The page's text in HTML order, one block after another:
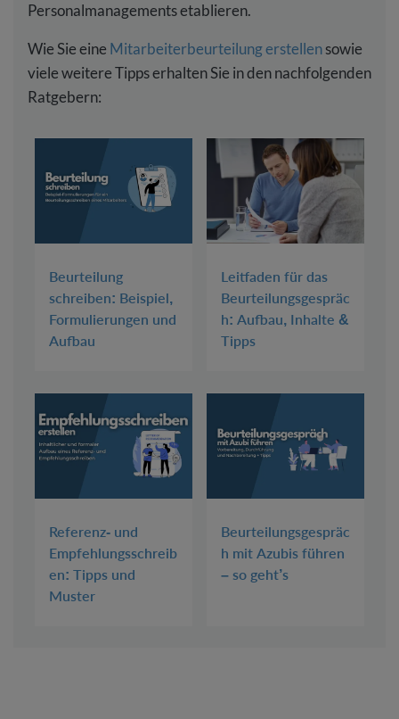
Personalmanagements etablieren.
Wie Sie eine Mitarbeiterbeurteilung erstellensowie
viele weitere Tipps erhalten Sie in den nachfolgenden
Ratgebern:
Beurteilung
schreiben: Beispiel,
Formulierungen und
Aufbau
Leitfaden für das
Beurteilungsgespräc
h: Aufbau, Inhalte &
Tipps
Referenz- und
Empfehlungsschreib
en: Tipps und
Muster
Beurteilungsgespräc
h mit Azubis führen
– so geht’s